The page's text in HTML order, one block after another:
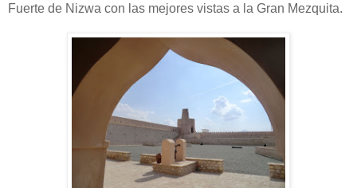
Fuerte de Nizwa con las mejores vistas a la Gran Mezquita.